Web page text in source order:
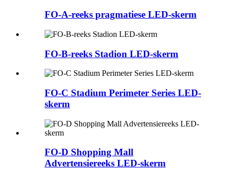
FO-A-reeks pragmatiese LED-skerm
FO-B-reeks Stadion LED-skerm
FO-C Stadium Perimeter Series LED-
skerm
FO-D Shopping Mall
Advertensiereeks LED-skerm